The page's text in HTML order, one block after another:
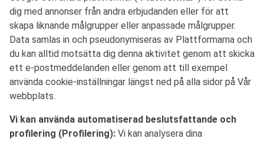
dig med annonser från andra erbjudanden eller för att
skapa liknande målgrupper eller anpassade målgrupper.
Data samlas in och pseudonymiseras av Plattformarna och
du kan alltid motsätta dig denna aktivitet genom att skicka
ett e-postmeddelanden eller genom att till exempel
använda cookie-inställningar längst ned på alla sidor på Vår
webbplats.
Vi kan använda automatiserad beslutsfattande och
profilering (Profilering): Vi kan analysera dina